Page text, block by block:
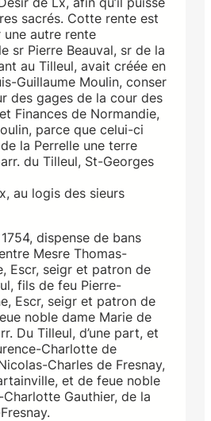
sacrés. Cotte rente est
une autre rente
sr Pierre Beauval, sr de la
au Tilleul, avait créée en
Guillaume Moulin, conser
des gages de la cour des
Finances de Normandie,
parce que celui-ci
la Perrelle une terre
du Tilleul, St-Georges
au logis des sieurs
dispense de bans
Mesre Thomas-
Escr, seigr et patron de
fils de feu Pierre-
Escr, seigr et patron de
noble dame Marie de
Du Tilleul, d’une part, et
Charlotte de
Charles de Fresnay,
et de feue noble
Gauthier, de la